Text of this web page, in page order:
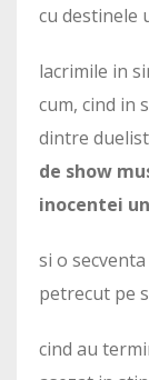
cu destinele
lacrimile in
cum, cind in
dintre
de show
inocentei
si o
petrecut pe
cind au